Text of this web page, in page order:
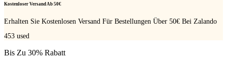
Kostenloser Versand Ab 50€
Erhalten Sie Kostenlosen Versand Für Bestellungen Über 50€ Bei Zalando
453 used
Bis Zu 30% Rabatt